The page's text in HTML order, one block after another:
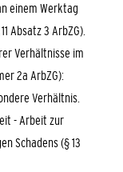
einem Werktag
Absatz 3 ArbZG).
Verhältnisse im
2a ArbZG):
Verhältnis.
- Arbeit zur
Schadens (§ 13